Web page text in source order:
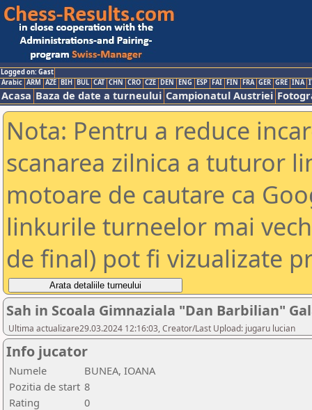
Logged on: Gast
Arabic ARM AZE BIH BUL CAT CHN CRO CZE DEN ENG ESP FAI FIN FRA GER GRE INA
Acasa Baza de date a turneului Campionatul Austriei
Nota: Pentru a reduce
scanarea zilnica a tuturor
motoare de cautare ca
linkurile turneelor mai
de final) pot fi vizualizate
Sah in Scoala Gimnaziala "Dan Barbilian"
Ultima actualizare29.03.2024 12:16:03, Creator/Last Upload: jugaru lucian
Info jucator
Numele
BUNEA, IOANA
Pozitia de start 8
Rating
0